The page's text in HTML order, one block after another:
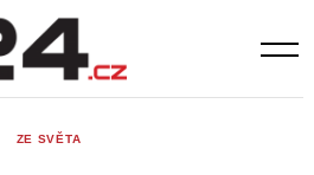
ZE SVĚTA